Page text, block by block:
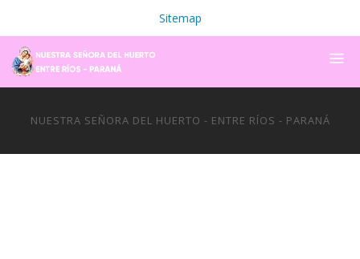
Sitemap
NUESTRA SEÑORA DEL HUERTO - ENTRE RÍOS - PARANÁ